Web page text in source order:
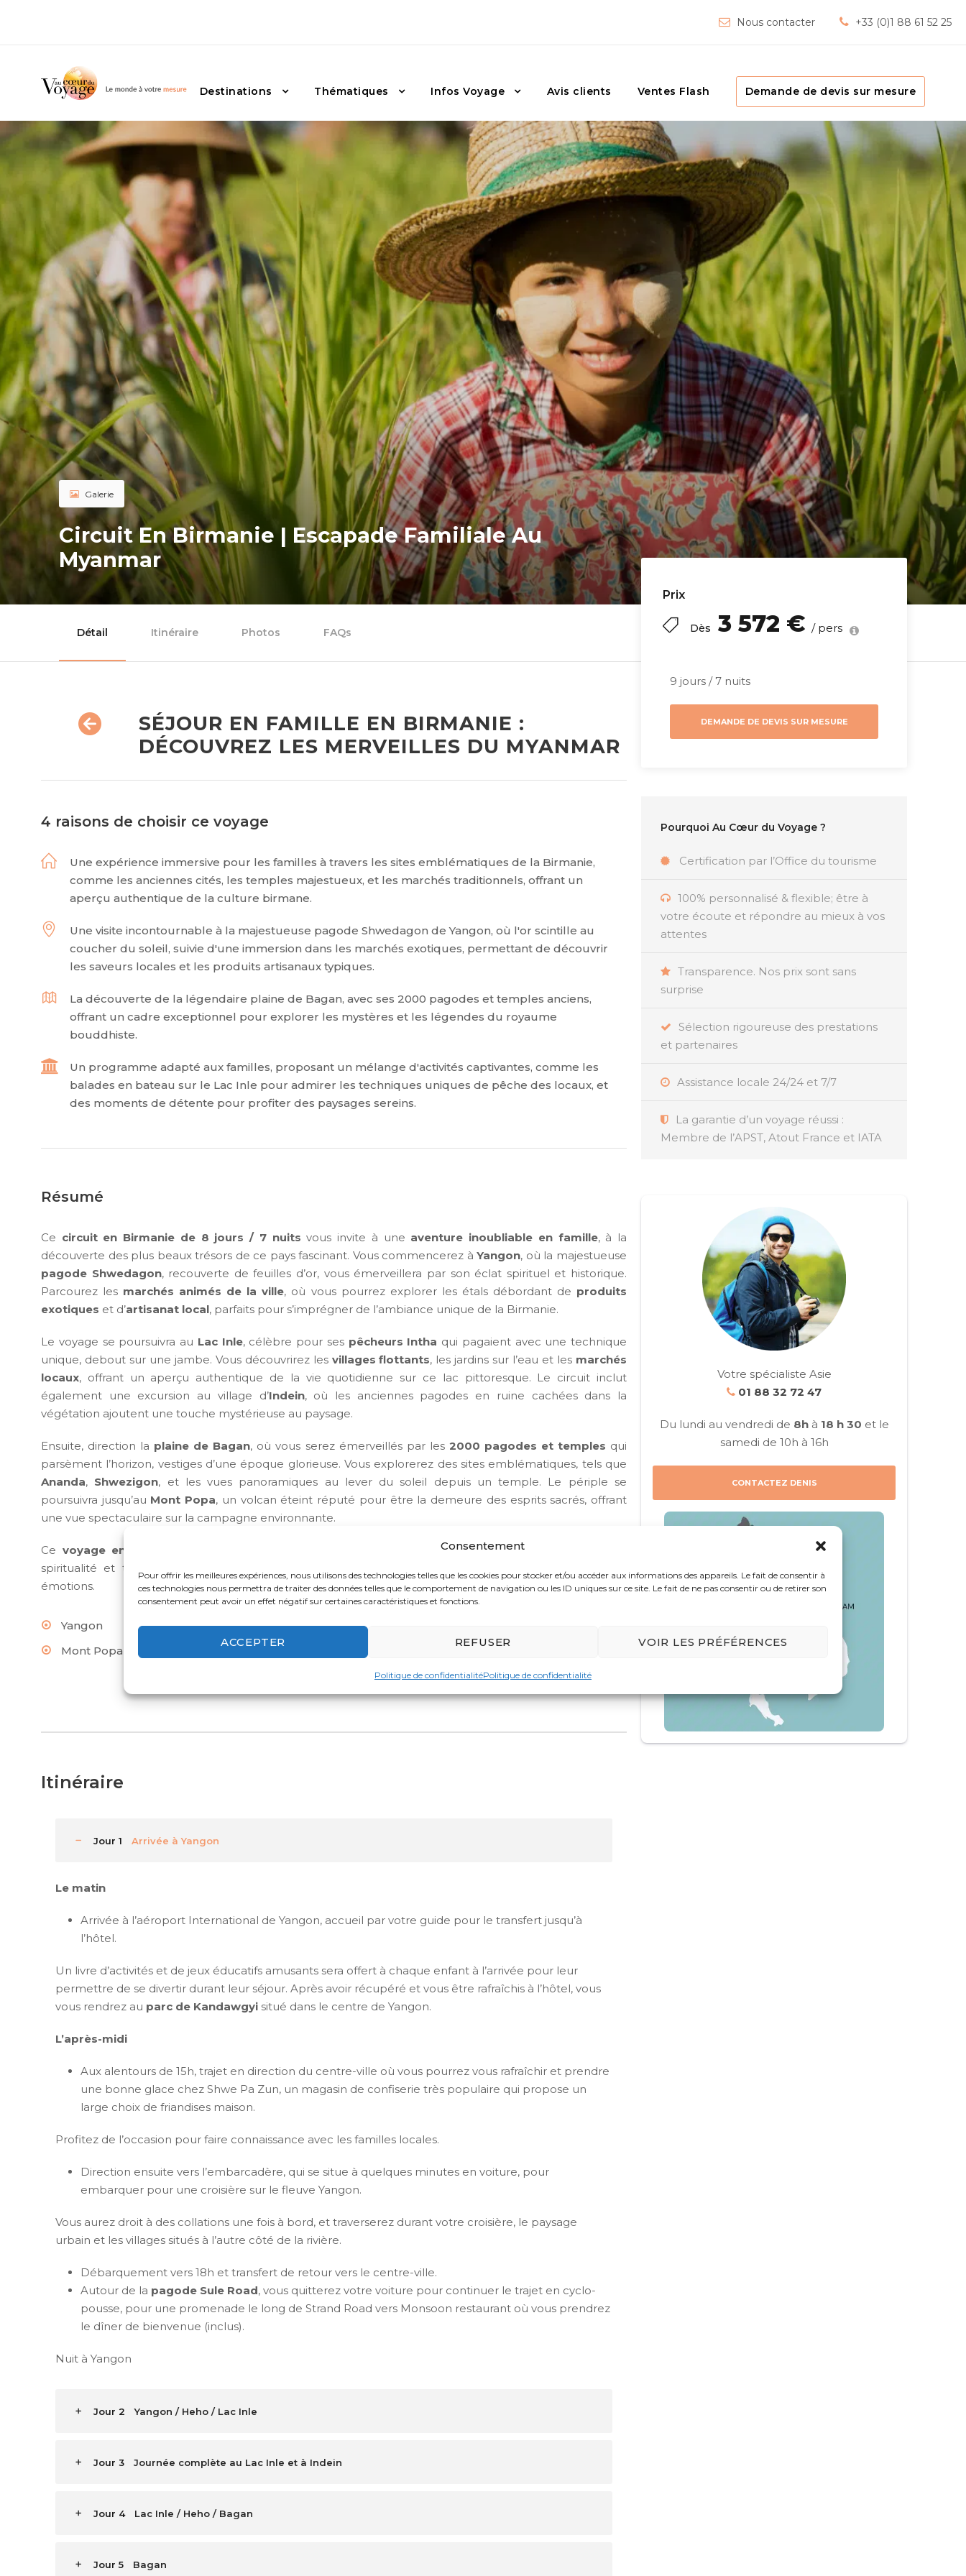
Consentement
Pour offrir les meilleures expériences, nous utilisons des technologies telles que les cookies pour stocker et/ou accéder aux informations des appareils. Le fait de consentir à
ces technologies nous permettra de traiter des données telles que le comportement de navigation ou les ID uniques sur ce site. Le fait de ne pas consentir ou de retirer son
consentement peut avoir un effet négatif sur certaines caractéristiques et fonctions.
ACCEPTER REFUSER VOIR LES PRÉFÉRENCES
Politique de confidentialitéPolitique de confidentialité
Nous contacter +33 (0)1 88 61 52 25
Destinations Thématiques Infos Voyage Avis clients Ventes Flash Demande de devis sur mesure
Galerie
Circuit En Birmanie | Escapade Familiale Au
Myanmar
Prix
Dès 3 572 € / pers
9 jours / 7 nuits
DEMANDE DE DEVIS SUR MESURE
Pourquoi Au Cœur du Voyage ?
Certification par l’Office du tourisme
100% personnalisé & flexible; être à
votre écoute et répondre au mieux à vos
attentes
Transparence. Nos prix sont sans
surprise
Sélection rigoureuse des prestations
et partenaires
Assistance locale 24/24 et 7/7
La garantie d’un voyage réussi :
Membre de l’APST, Atout France et IATA
Votre spécialiste Asie
01 88 32 72 47
Du lundi au vendredi de 8hà 18 h 30 et le
samedi de 10h à 16h
CONTACTEZ DENIS
Détail Itinéraire Photos FAQs
SÉJOUR EN FAMILLE EN BIRMANIE :
DÉCOUVREZ LES MERVEILLES DU MYANMAR
4 raisons de choisir ce voyage
Une expérience immersive pour les familles à travers les sites emblématiques de la Birmanie,
comme les anciennes cités, les temples majestueux, et les marchés traditionnels, offrant un
aperçu authentique de la culture birmane.
Une visite incontournable à la majestueuse pagode Shwedagon de Yangon, où l'or scintille au
coucher du soleil, suivie d'une immersion dans les marchés exotiques, permettant de découvrir
les saveurs locales et les produits artisanaux typiques.
La découverte de la légendaire plaine de Bagan, avec ses 2000 pagodes et temples anciens,
offrant un cadre exceptionnel pour explorer les mystères et les légendes du royaume
bouddhiste.
Un programme adapté aux familles, proposant un mélange d'activités captivantes, comme les
balades en bateau sur le Lac Inle pour admirer les techniques uniques de pêche des locaux, et
des moments de détente pour profiter des paysages sereins.
Résumé
Ce circuit en Birmanie de 8 jours / 7 nuits vous invite à une aventure inoubliable en famille, à la
découverte des plus beaux trésors de ce pays fascinant. Vous commencerez àYangon, où la majestueuse
pagode Shwedagon, recouverte de feuilles d’or, vous émerveillera par son éclat spirituel et historique.
Parcourez les marchés animés de la ville, où vous pourrez explorer les étals débordant de produits
exotiques et d’artisanat local, parfaits pour s’imprégner de l’ambiance unique de la Birmanie.
Le voyage se poursuivra au Lac Inle, célèbre pour ses pêcheurs Intha qui pagaient avec une technique
unique, debout sur une jambe. Vous découvrirez les villages flottants, les jardins sur l’eau et les marchés
locaux, offrant un aperçu authentique de la vie quotidienne sur ce lac pittoresque. Le circuit inclut
également une excursion au village d’Indein, où les anciennes pagodes en ruine cachées dans la
végétation ajoutent une touche mystérieuse au paysage.
Ensuite, direction la plaine de Bagan, où vous serez émerveillés par les 2000 pagodes et temples qui
parsèment l’horizon, vestiges d’une époque glorieuse. Vous explorerez des sites emblématiques, tels que
Ananda, Shwezigon, et les vues panoramiques au lever du soleil depuis un temple. Le périple se
poursuivra jusqu’au Mont Popa, un volcan éteint réputé pour être la demeure des esprits sacrés, offrant
une vue spectaculaire sur la campagne environnante.
Ce voyage en Birmanie
vous promet des moments de partage inoubliables, où nature,
spiritualité et traditions locales se mêlent pour créer des expériences riches en découvertes et en
émotions.
Yangon Heho Lac Inle
Mont Popa
Itinéraire
Jour 1 Arrivée à Yangon
Le matin
Arrivée à l’aéroport International de Yangon, accueil par votre guide pour le transfert jusqu’à
l’hôtel.
Un livre d’activités et de jeux éducatifs amusants sera offert à chaque enfant à l’arrivée pour leur
permettre de se divertir durant leur séjour. Après avoir récupéré et vous être rafraîchis à l’hôtel, vous
vous rendrez au parc de Kandawgyi situé dans le centre de Yangon.
L’après-midi
Aux alentours de 15h, trajet en direction du centre-ville où vous pourrez vous rafraîchir et prendre
une bonne glace chez Shwe Pa Zun, un magasin de confiserie très populaire qui propose un
large choix de friandises maison.
Profitez de l’occasion pour faire connaissance avec les familles locales.
Direction ensuite vers l’embarcadère, qui se situe à quelques minutes en voiture, pour
embarquer pour une croisière sur le fleuve Yangon.
Vous aurez droit à des collations une fois à bord, et traverserez durant votre croisière, le paysage
urbain et les villages situés à l’autre côté de la rivière.
Débarquement vers 18h et transfert de retour vers le centre-ville.
Autour de la pagode Sule Road, vous quitterez votre voiture pour continuer le trajet en cyclo-
pousse, pour une promenade le long de Strand Road vers Monsoon restaurant où vous prendrez
le dîner de bienvenue (inclus).
Nuit à Yangon
Jour 2 Yangon / Heho / Lac Inle
Jour 3 Journée complète au Lac Inle et à Indein
Jour 4 Lac Inle / Heho / Bagan
Jour 5 Bagan